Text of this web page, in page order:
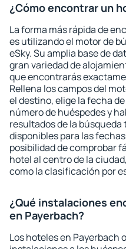
¿Cómo encontrar un
La forma más rápida de
es utilizando el motor de
eSky. Su amplia base de
gran variedad de
que encontrarás
Rellena los campos del
el destino, elige la fecha
número de huéspedes y
resultados de la
disponibles para las
posibilidad de comprobar
hotel al centro de la
como la clasificación por
¿Qué instalaciones
en Payerbach?
Los hoteles en Payerbach